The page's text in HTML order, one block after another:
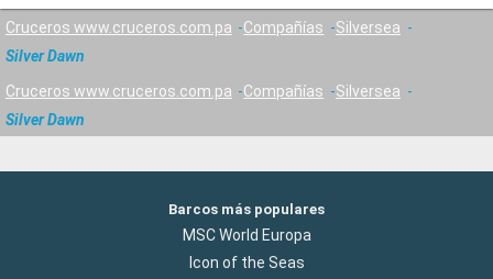
Cruceros www.cruceros.com.pa Compañías
Silversea
Silver Dawn
Cruceros www.cruceros.com.pa Compañías
Silversea
Silver Dawn
Barcos más populares
MSC World Europa
Icon of the Seas